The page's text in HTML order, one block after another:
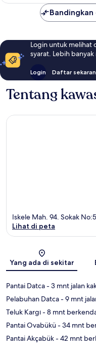
Login untuk melihat
syarat. Lebih
Login Daftar
Tentang
Iskele Mah. 94. Sokak
Lihat di peta
Yang ada di sekitar
Pantai Datca- 3 mnt jalan
Pelabuhan Datca- 9 mnt
Teluk Kargı- 8 mnt
Pantai Ovabükü- 34 mnt
Pantai Akçabük- 42 mnt